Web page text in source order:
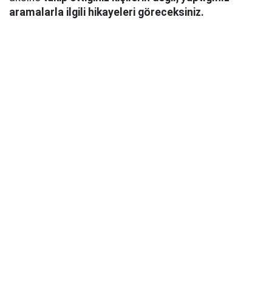
aramalarla ilgili hikayeleri göreceksiniz.